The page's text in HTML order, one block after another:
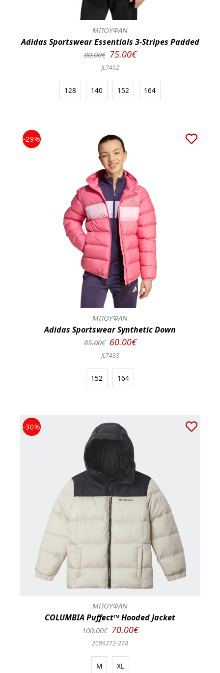
ΜΠΟΥΦΑΝ
Adidas Sportswear Essentials 3-Stripes Padded
80.00€ 75.00€
JL7402
128 140 152 164
-29%
ΜΠΟΥΦΑΝ
Adidas Sportswear Synthetic Down
85.00€ 60.00€
JL7433
152 164
-30%
ΜΠΟΥΦΑΝ
COLUMBIA Puffect™ Hooded Jacket
100.00€ 70.00€
2096272-278
M XL